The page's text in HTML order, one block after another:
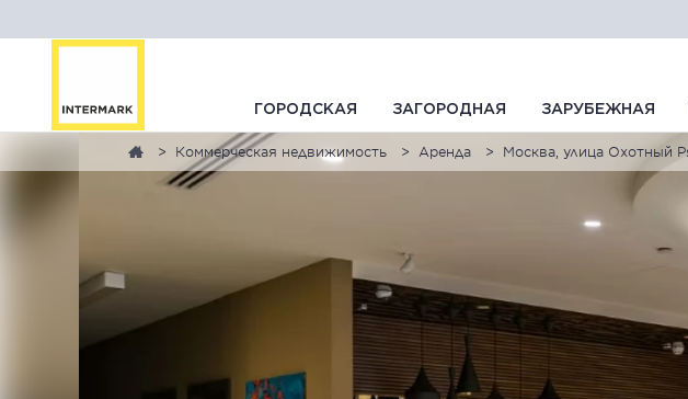
ГОРОДСКАЯ ЗАГОРОДНАЯ ЗАРУБЕЖНАЯ
Коммерческая недвижимость Аренда Москва, улица Охотный